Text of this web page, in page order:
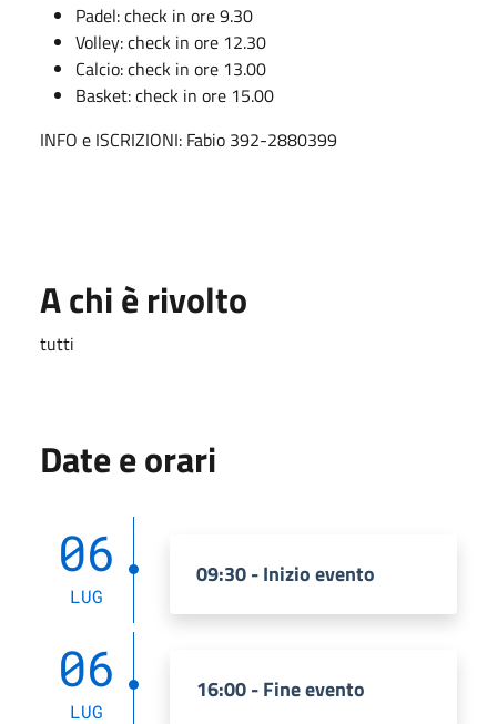
Padel: check in ore 9.30
Volley: check in ore 12.30
Calcio: check in ore 13.00
Basket: check in ore 15.00
INFO e ISCRIZIONI: Fabio 392-2880399
A chi è rivolto
tutti
Date e orari
06
LUG
09:30 - Inizio evento
06
LUG
16:00 - Fine evento